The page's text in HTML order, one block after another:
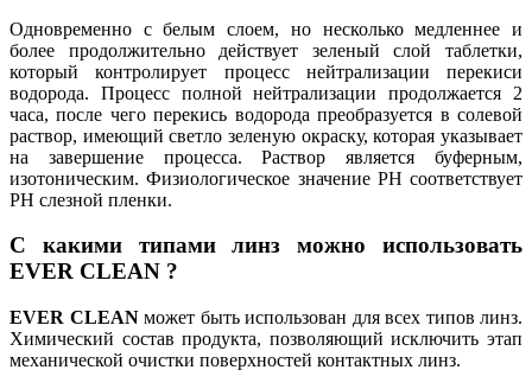
Одновременно с белым слоем, но несколько медленнее и
более продолжительно действует зеленый слой таблетки,
который контролирует процесс нейтрализации перекиси
водорода. Процесс полной нейтрализации продолжается 2
часа, после чего перекись водорода преобразуется в солевой
раствор, имеющий светло зеленую окраску, которая указывает
на завершение процесса. Раствор является буферным,
изотоническим. Физиологическое значение РН соответствует
РН слезной пленки.
С какими типами линз можно использовать
EVER CLEAN ?
EVER CLEANможет быть использован для всех типов линз.
Химический состав продукта, позволяющий исключить этап
механической очистки поверхностей контактных линз.